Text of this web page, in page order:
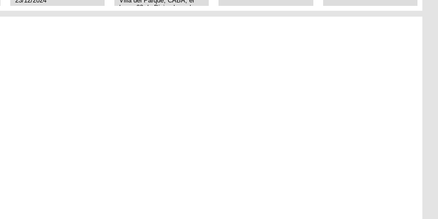
lunes 23 de Diciembre a las
11:38 am, hay video del